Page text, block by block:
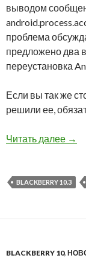
выводом
проблема
предложено два
переустановка
Если вы так же
решили ее,
Читать далее →
BLACKBERRY 10.3
BLACKBERRY 10,